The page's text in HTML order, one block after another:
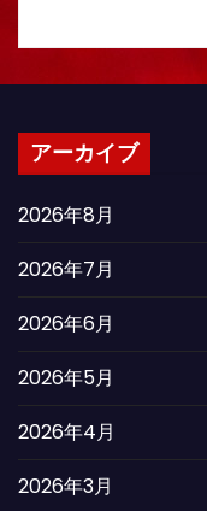
アーカイブ
2026年8月
2026年7月
2026年6月
2026年5月
2026年4月
2026年3月